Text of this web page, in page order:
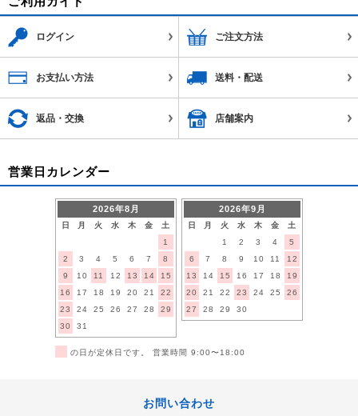
ログイン ご注文方法
お支払い方法 送料・配送
返品・交換 店舗案内
営業日カレンダー
2026年8月
日 月 火 水 木 金
土
1
2
3 4 5 6 7
8
9
10 11 12 13 14
15
16
17 18 19 20 21
22
23
24 25 26 27 28
29
30
31
2026年9月
日 月 火 水 木 金
土
1
2 3 4
5
6
7 8 9 10 11
12
13
14 15 16 17 18
19
20
21 22 23 24 25
26
27
28 29 30
の日が定休日です。 営業時間 9:00〜18:00
お問い合わせ